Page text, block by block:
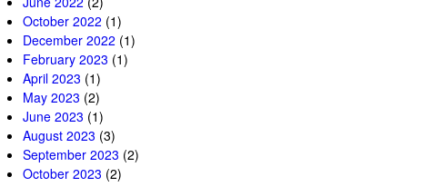
October 2022 (1)
December 2022 (1)
February 2023 (1)
April 2023 (1)
May 2023 (2)
June 2023 (1)
August 2023 (3)
September 2023 (2)
October 2023 (2)